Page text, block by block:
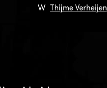
W Thijme Verheijen